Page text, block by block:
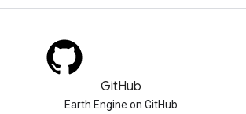
GitHub
Earth Engine on GitHub